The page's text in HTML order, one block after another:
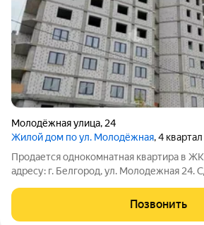
Молодёжная улица, 24
Жилой дом по ул. Молодёжная, 4
Продается однокомнатная квартира в
адресу: г. Белгород, ул. Молодежная 24.
переплат. Площадь квартиры - 66.85 кв
кухня - 23.58 кв
Позвонить